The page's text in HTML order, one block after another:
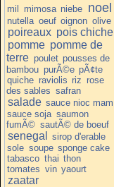
mil mimosa niebe noel
nutella oeuf oignon olive
poireaux pois chiche
pomme pomme de
terre poulet pousses de
bambou purÃ©e pÃ¢te
quiche raviolis riz rose
des sables safran
salade sauce nioc mam
sauce soja saumon
fumÃ© sautÃ© de boeuf
senegal
sirop d'erable
sole soupe sponge cake
tabasco thai thon
tomates vin yaourt
zaatar